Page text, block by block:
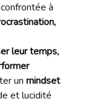
à
leur temps,
un mindset
et lucidité